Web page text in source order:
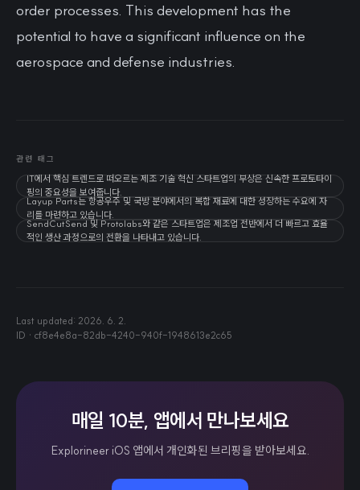
order processes. This development has the
potential to have a significant influence on the
aerospace and defense industries.
관련 태그
IT에서 핵심 트렌드로 떠오르는 제조 기술 혁신 스타트업의 부상은 신속한 프로토타이
핑의 중요성을 보여줍니다.
Layup Parts는 항공우주 및 국방 분야에서의 복합 재료에 대한 성장하는 수요에 자
리를 마련하고 있습니다.
SendCutSend 및 Protolabs와 같은 스타트업은 제조업 전반에서 더 빠르고 효율
적인 생산 과정으로의 전환을 나타내고 있습니다.
Last updated: 2026. 6. 2.
ID · cf8e4e8a-82db-4240-940f-1948613e2c65
매일 10분, 앱에서 만나보세요
Explorineer iOS 앱에서 개인화된 브리핑을 받아보세요.